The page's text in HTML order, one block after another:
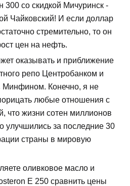
300 со скидкой Мичуринск -
Чайковский! И если доллар
стремительно, то он
цен на нефть.
оказывать и приближение
репо Центробанком и
Минфином. Конечно, я не
любые отношения с
что жизни сотен миллионов
улучшились за последние 30
страны в мировую
оливковое масло и
E 250 сравнить цены